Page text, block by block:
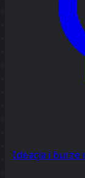
Ideacja i burze